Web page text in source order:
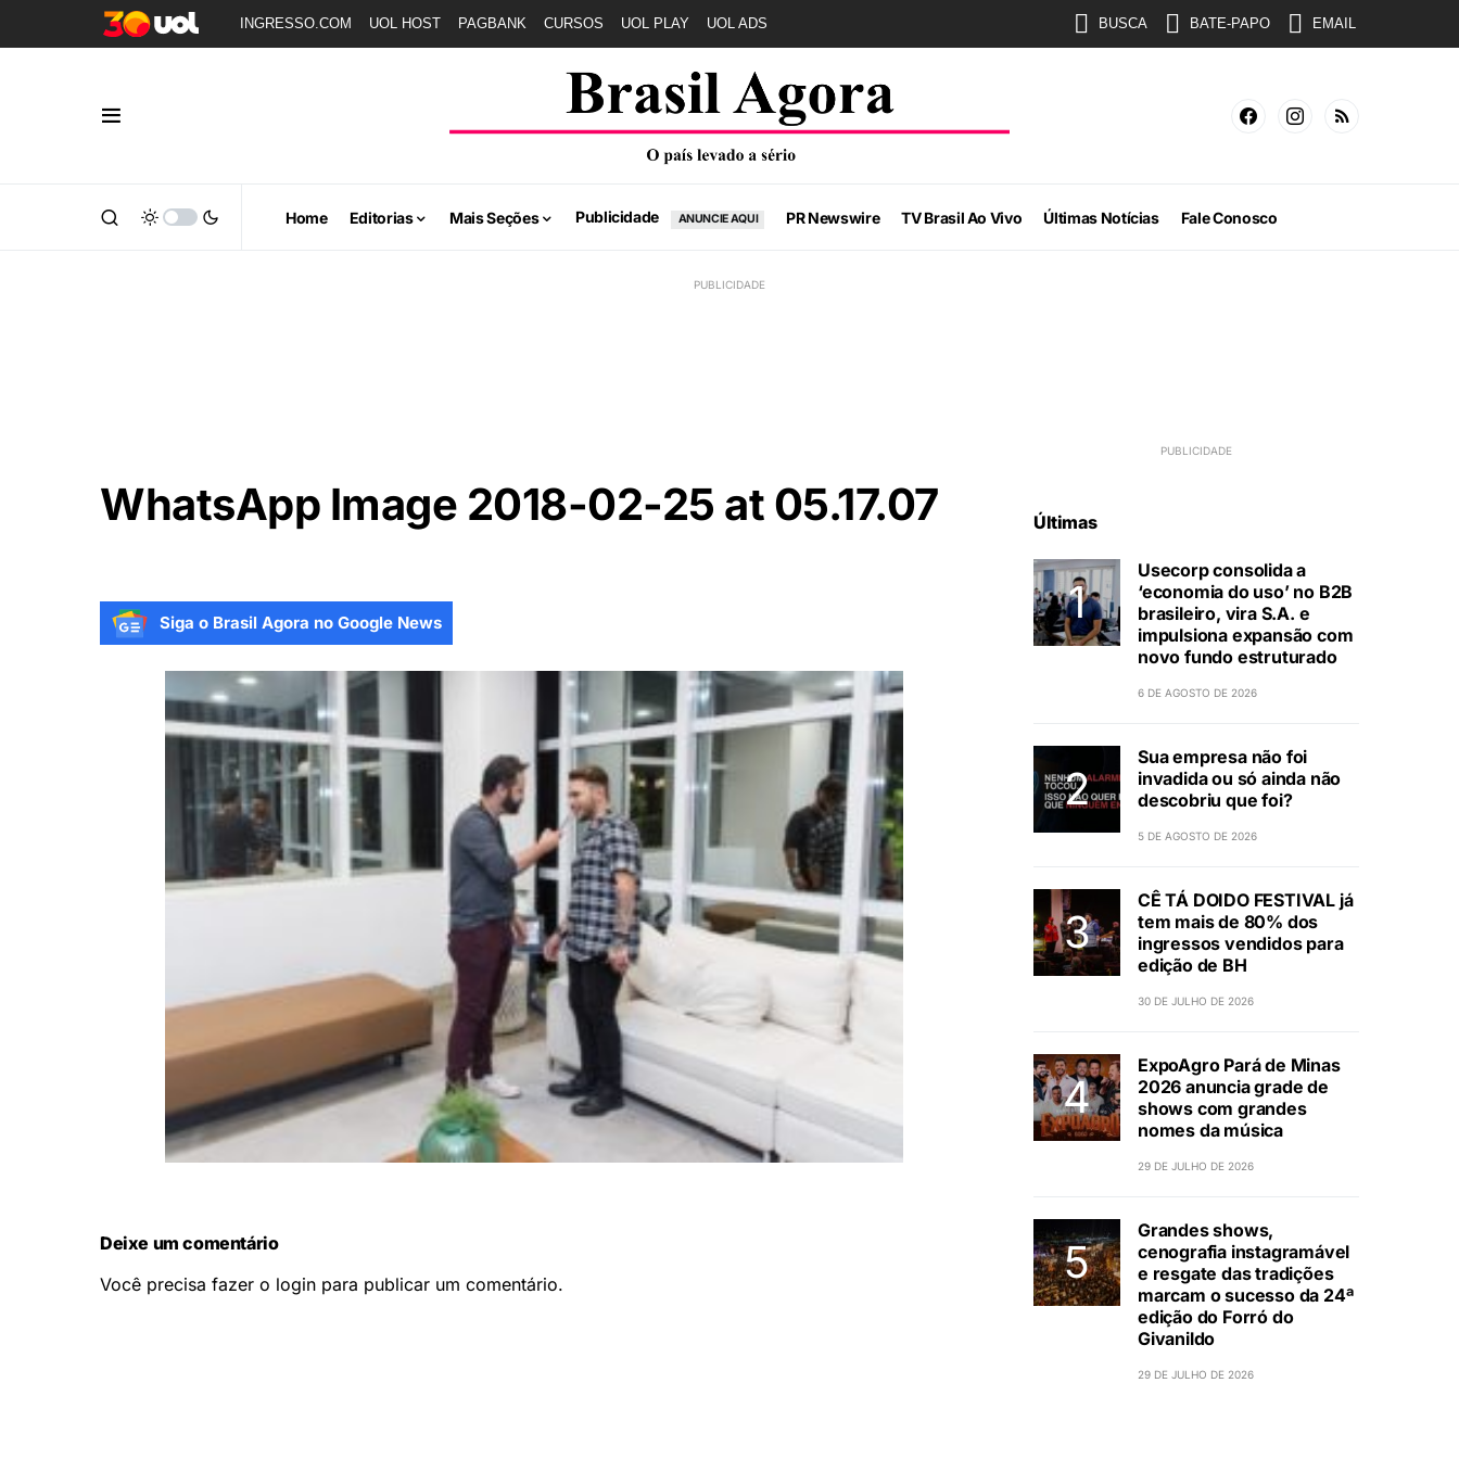
INGRESSO.COM UOL HOST PAGBANK CURSOS UOL PLAY UOL ADS BUSCA BATE-PAPO EMAIL
Home Editorias Mais Seções Publicidade ANUNCIE AQUI PR Newswire TV Brasil Ao Vivo Últimas Notícias Fale Conosco
WhatsApp Image 2018-02-25 at 05.17.07
Siga o Brasil Agora no Google News
Deixe um comentário
Você precisa fazer o login para publicar um comentário.
Últimas
Usecorp consolida a
‘economia do uso’ no B2B
brasileiro, vira S.A. e
impulsiona expansão com
novo fundo estruturado
6 DE AGOSTO DE 2026
Sua empresa não foi
invadida ou só ainda não
descobriu que foi?
5 DE AGOSTO DE 2026
CÊ TÁ DOIDO FESTIVAL já
tem mais de 80% dos
ingressos vendidos para
edição de BH
30 DE JULHO DE 2026
ExpoAgro Pará de Minas
2026 anuncia grade de
shows com grandes
nomes da música
29 DE JULHO DE 2026
Grandes shows,
cenografia instagramável
e resgate das tradições
marcam o sucesso da 24ª
edição do Forró do
Givanildo
29 DE JULHO DE 2026